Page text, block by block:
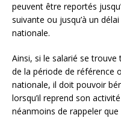
peuvent être reportés
suivante ou jusqu’à un
nationale.
Ainsi, si le salarié se
de la période de référence
nationale, il doit pouvoir
lorsqu’il reprend son
néanmoins de rappeler